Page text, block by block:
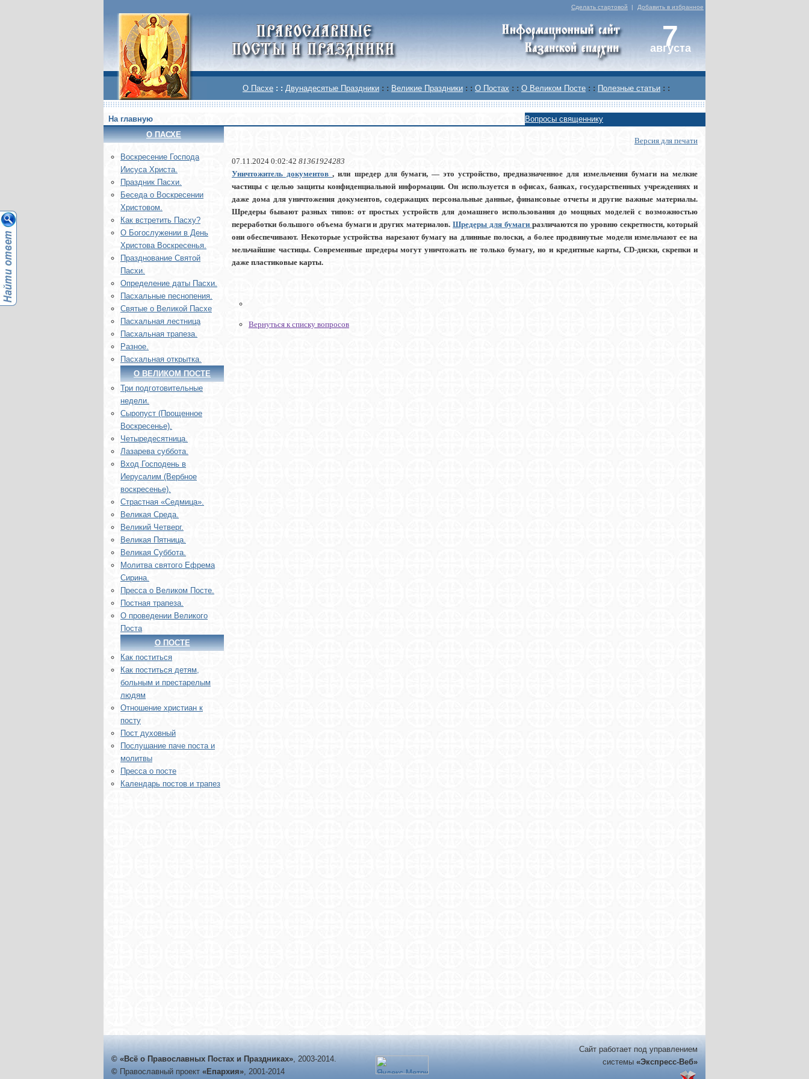
Сделать стартовой | Добавить в избранное
7
августа
О Пасхе : : Двунадесятые Праздники : : Великие Праздники : : О Постах : : О Великом Посте : : Полезные статьи : :
На главную
Вопросы священнику
О ПАСХЕ
Воскреcение Господа
Иисуса Христа.
Праздник Пасхи.
Беседа о Воскресении
Христовом.
Как встретить Пасху?
О Богослужении в День
Христова Воскресенья.
Празднование Святой
Пасхи.
Определение даты Пасхи.
Пасхальные песнопения.
Святые о Великой Пасхе
Пасхальная лестница
Пасхальная трапеза.
Разное.
Пасхальная открытка.
О ВЕЛИКОМ ПОСТЕ
Три подготовительные
недели.
Сыропуст (Прощенное
Воскресенье).
Четыредесятница.
Лазарева суббота.
Вход Господень в
Иерусалим (Вербное
воскресенье).
Страстная «Седмица».
Великая Среда.
Великий Четверг.
Великая Пятница.
Великая Суббота.
Молитва святого Ефрема
Сирина.
Пресса о Великом Посте.
Постная трапеза.
О проведении Великого
Поста
О ПОСТЕ
Как поститься
Как поститься детям,
больным и престарелым
людям
Отношение христиан к
посту
Пост духовный
Послушание паче поста и
молитвы
Пресса о посте
Календарь постов и трапез
Версия для печати
07.11.2024 0:02:42 81361924283
Уничтожитель документов, или шредер для бумаги, — это устройство, предназначенное для измельчения бумаги на мелкие
частицы с целью защиты конфиденциальной информации. Он используется в офисах, банках, государственных учреждениях и
даже дома для уничтожения документов, содержащих персональные данные, финансовые отчеты и другие важные материалы.
Шредеры бывают разных типов: от простых устройств для домашнего использования до мощных моделей с возможностью
переработки большого объема бумаги и других материалов. Шредеры для бумаги различаются по уровню секретности, который
они обеспечивают. Некоторые устройства нарезают бумагу на длинные полоски, а более продвинутые модели измельчают ее на
мельчайшие частицы. Современные шредеры могут уничтожать не только бумагу, но и кредитные карты, CD-диски, скрепки и
даже пластиковые карты.
Вернуться к списку вопросов
© «Всё о Православных Постах и Праздниках», 2003-2014.
© Православный проект «Епархия», 2001-2014
Сайт работает под управлением
системы «Экспресс-Веб»